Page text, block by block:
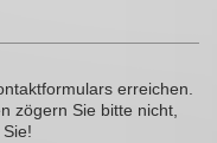
erreichen.
zögern Sie bitte nicht,